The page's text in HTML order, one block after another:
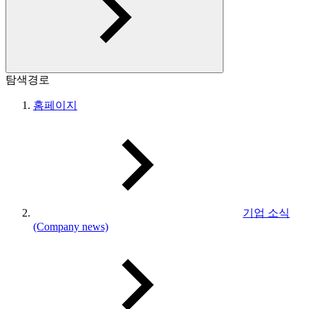
탐색경로
홈페이지
기업 소식
(Company news)